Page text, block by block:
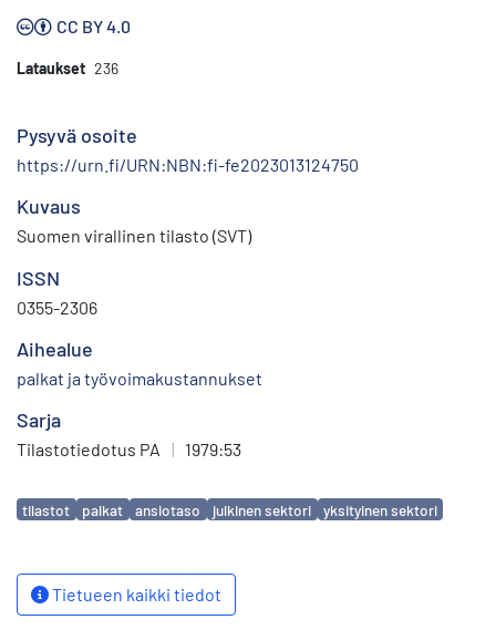
CC BY 4.0
Lataukset 236
Pysyvä osoite
https://urn.fi/URN:NBN:fi-fe2023013124750
Kuvaus
Suomen virallinen tilasto (SVT)
ISSN
0355-2306
Aihealue
palkat ja työvoimakustannukset
Sarja
Tilastotiedotus PA | 1979:53
Avainsanat
tilastot palkat ansiotaso julkinen sektori yksityinen sektori
Tietueen kaikki tiedot